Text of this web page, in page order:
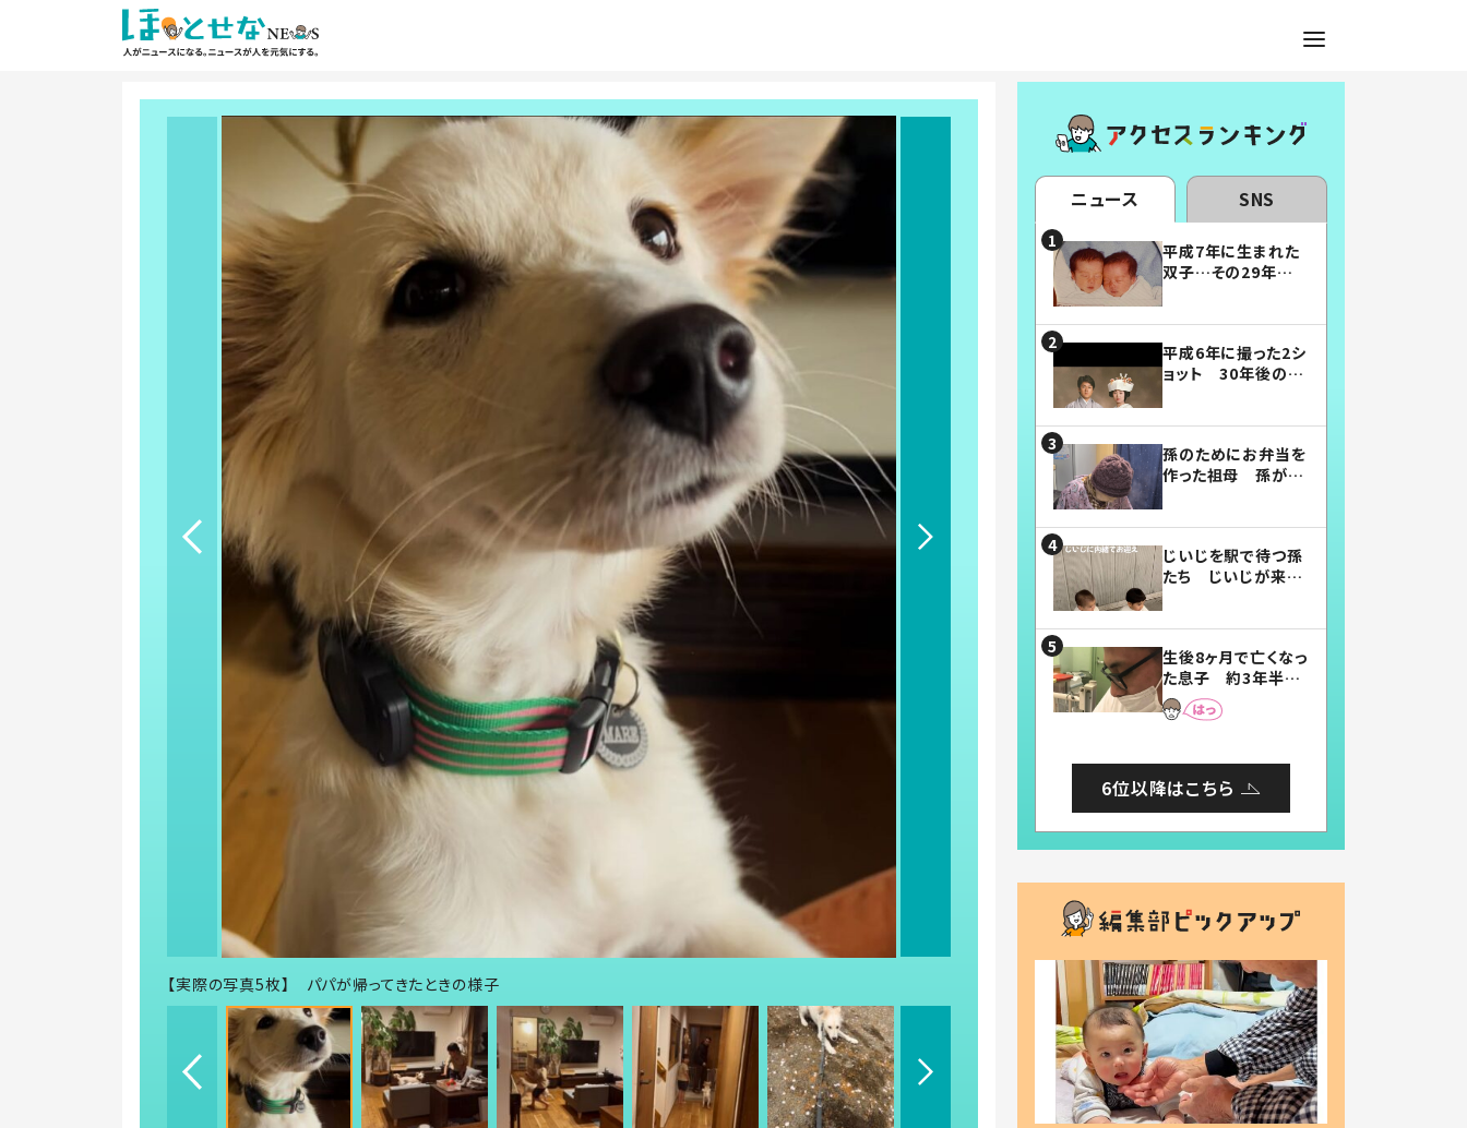
【実際の写真5枚】 パパが帰ってきたときの様子
ニュース SNS
平成7年に生まれた
双子…その29年後
平成6年に撮った2シ
ョット 30年後の姿
孫のためにお弁当を
作った祖母 孫が絶
じいじを駅で待つ孫
たち じいじが来た
まらない」「幸せにな
れる」
生後8ヶ月で亡くなっ
た息子 約3年半
後、当時の妻の日記
に書いてあった本音
6位以降はこちら